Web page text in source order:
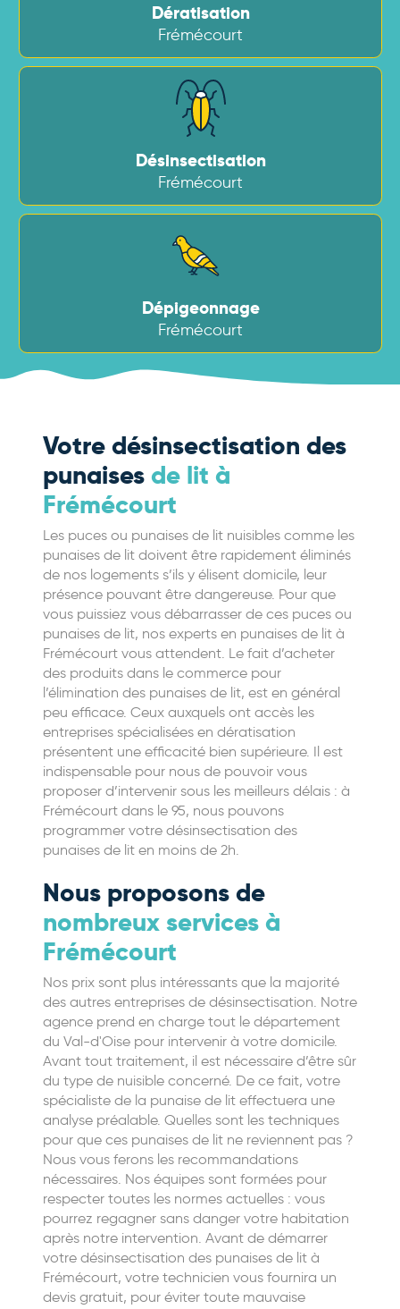
Dératisation
Frémécourt
Désinsectisation
Frémécourt
Dépigeonnage
Frémécourt
Votre désinsectisation des
punaises de lit à
Frémécourt
Les puces ou punaises de lit nuisibles comme les
punaises de lit doivent être rapidement éliminés
de nos logements s’ils y élisent domicile, leur
présence pouvant être dangereuse. Pour que
vous puissiez vous débarrasser de ces puces ou
punaises de lit, nos experts en punaises de lit à
Frémécourt vous attendent. Le fait d’acheter
des produits dans le commerce pour
l’élimination des punaises de lit, est en général
peu efficace. Ceux auxquels ont accès les
entreprises spécialisées en dératisation
présentent une efficacité bien supérieure. Il est
indispensable pour nous de pouvoir vous
proposer d’intervenir sous les meilleurs délais : à
Frémécourt dans le 95, nous pouvons
programmer votre désinsectisation des
punaises de lit en moins de 2h.
Nous proposons de
nombreux services à
Frémécourt
Nos prix sont plus intéressants que la majorité
des autres entreprises de désinsectisation. Notre
agence prend en charge tout le département
du Val-d'Oise pour intervenir à votre domicile.
Avant tout traitement, il est nécessaire d’être sûr
du type de nuisible concerné. De ce fait, votre
spécialiste de la punaise de lit effectuera une
analyse préalable. Quelles sont les techniques
pour que ces punaises de lit ne reviennent pas ?
Nous vous ferons les recommandations
nécessaires. Nos équipes sont formées pour
respecter toutes les normes actuelles : vous
pourrez regagner sans danger votre habitation
après notre intervention. Avant de démarrer
votre désinsectisation des punaises de lit à
Frémécourt, votre technicien vous fournira un
devis gratuit, pour éviter toute mauvaise